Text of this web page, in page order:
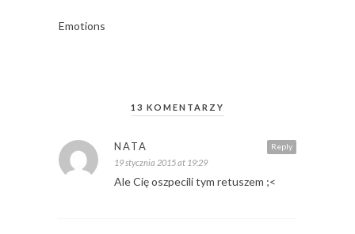
Emotions
13 KOMENTARZY
Reply
NATA
19 stycznia 2015 at 19:29
Ale Cię oszpecili tym retuszem ;<